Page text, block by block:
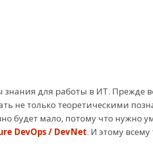
знания для работы в ИТ. Прежде
не только теоретическими
будет мало, потому что нужно
DevOps / DevNet. И этому